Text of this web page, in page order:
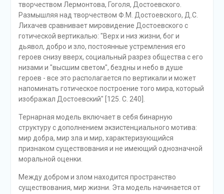
творчеством Лермонтова, Гоголя, Достоевского.
Размышляя над творчеством Ф.М. Достоевского, Д.С.
Лихачев сравнивает мировидение Достоевского с
готической вертикалью: "Верх и низ жизни, бог и
дьявол, добро и зло, постоянные устремления его
героев снизу вверх, социальный разрез общества с его
низами и "высшим светом", бездны и небо в душе
героев - все это располагается по вертикали и может
напоминать готическое построение того мира, который
изображал Достоевский" [125. С. 240].
Тернарная модель включает в себя бинарную
структуру с дополнением экзистенциального мотива:
мир добра, мир зла и мир, характеризующийся
признаком существования и не имеющий однозначной
моральной оценки.
Между добром и злом находится пространство
существования, мир жизни. Эта модель начинается от